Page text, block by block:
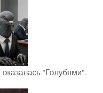
"Голубями".